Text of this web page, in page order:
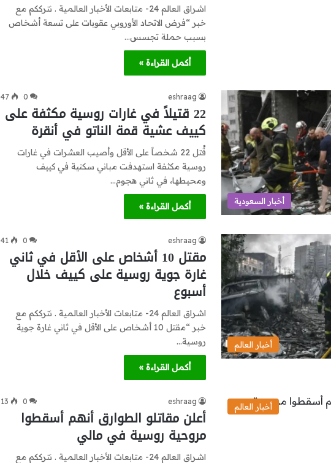
اشراق العالم 24- متابعات الأخبار العالمية . نترككم مع
خبر “فرض الاتحاد الأوروبي عقوبات على تسعة أشخاص
بسبب حملة تجسس…
أكمل القراءة »
أخبار السعودية
eshraag
0
47
22 قتيلاً في غارات روسية مكثفة على
كييف عشية قمة الناتو في أنقرة
قُتل 22 شخصاً على الأقل وأصيب العشرات في غارات
روسية مكثفة استهدفت مباني سكنية في كييف
ومحيطها، في ثاني هجوم…
أكمل القراءة »
أخبار العالم
eshraag
0
41
مقتل 10 أشخاص على الأقل في ثاني
غارة جوية روسية على كييف خلال
أسبوع
اشراق العالم 24- متابعات الأخبار العالمية . نترككم مع
خبر “مقتل 10 أشخاص على الأقل في ثاني غارة جوية
روسية…
أكمل القراءة »
أخبار العالم
eshraag
0
13
أعلن مقاتلو الطوارق أنهم أسقطوا
مروحية روسية في مالي
اشراق العالم 24- متابعات الأخبار العالمية . نترككم مع